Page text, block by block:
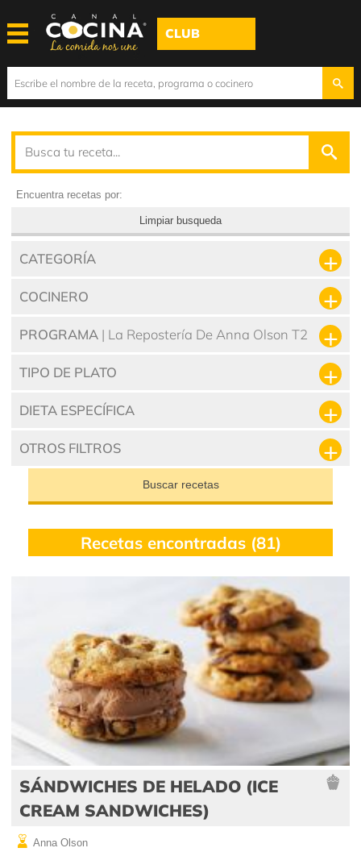
CLUB
Encuentra recetas por:
Limpiar busqueda
CATEGORÍA
COCINERO
PROGRAMA | La Repostería De Anna Olson T2
TIPO DE PLATO
DIETA ESPECÍFICA
OTROS FILTROS
Buscar recetas
Recetas encontradas (81)
SÁNDWICHES DE HELADO (ICE
CREAM SANDWICHES)
Anna Olson